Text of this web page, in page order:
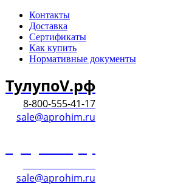
Контакты
Доставка
Сертификаты
Как купить
Нормативные документы
ТулупоV.рф
8-800-555-41-17
sale@aprohim.ru
sale@aprohim.ru